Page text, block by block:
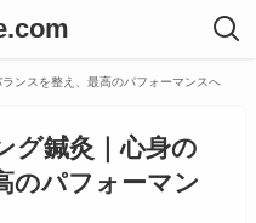
ンスを整え、最高のパフォーマンスへ
グ鍼灸｜心身の
のパフォーマン